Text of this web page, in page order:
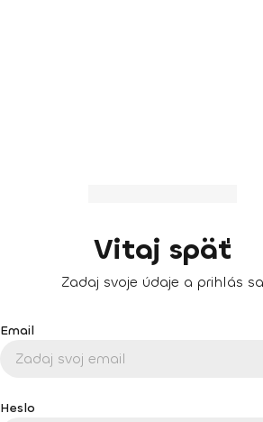
Vitaj späť
Zadaj svoje údaje a prihlás sa
Email
Heslo